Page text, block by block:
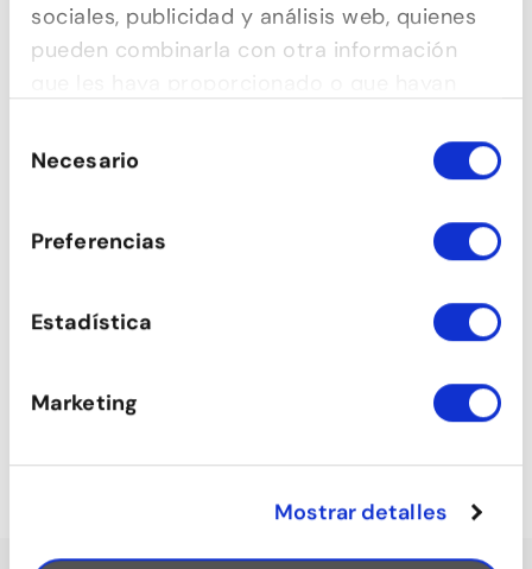
sociales, publicidad y análisis web, quienes
pueden combinarla con otra información
de sus servicios.
deNecesario
Preferencias
Estadística
Marketing
Mostrar detalles
COMEDIA MUSICAL